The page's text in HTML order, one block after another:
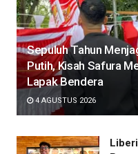
Sepuluh Tahun
Putih, Kisah Safura
Lapak Bendera
4 AGUSTUS 2026